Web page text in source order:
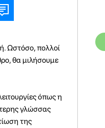
Ωστόσο, πολλοί
θα μιλήσουμε
όπως η
γλώσσας
της